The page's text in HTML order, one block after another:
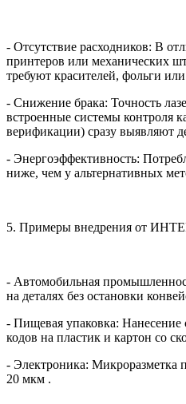
- Отсутствие расходников: В
принтеров или механических
требуют красителей, фольги
- Снижение брака: Точность
встроенные системы контроля
верификации) сразу выявляют
- Энергоэффективность:
ниже, чем у альтернативных
5. Примеры внедрения от
- Автомобильная
на деталях без остановки
- Пищевая упаковка: Нанесение
кодов на пластик и картон со
- Электроника: Микроразметка
20 мкм .